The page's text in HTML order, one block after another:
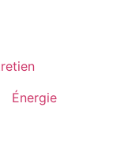
Énergie